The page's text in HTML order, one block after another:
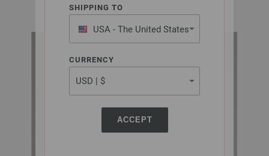
SHIPPING TO
USA - The United States
of America
CURRENCY
ACCEPT